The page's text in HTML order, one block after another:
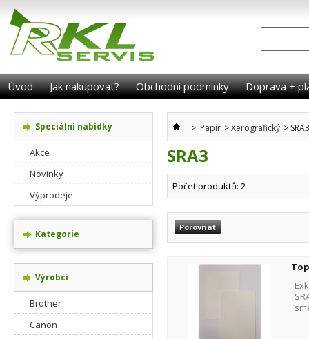
Úvod Jak nakupovat? Obchodní podmínky Doprava +
Speciální nabídky
Akce
Novinky
Výprodeje
Kategorie
Výrobci
Brother
Canon
> Papír >Xerografický > SRA3
SRA3
Počet produktů: 2